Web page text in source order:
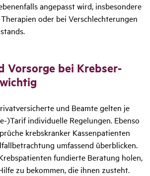
angepasst wird, insbesondere
oder bei Verschlechterungen
Vorsorge bei Krebs­er­
und Beamte gelten je
)Tarif individuelle Regelungen. Ebenso
krebskranker Kassenpatienten
umfassend überblicken.
fundierte Beratung holen,
zu bekommen, die ihnen zusteht.